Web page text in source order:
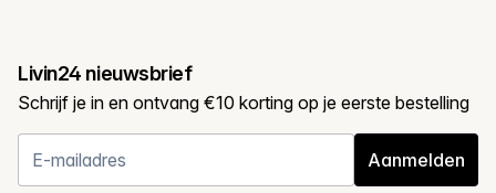
Livin24 nieuwsbrief
Schrijf je in en ontvang €10 korting op je eerste bestelling
Aanmelden